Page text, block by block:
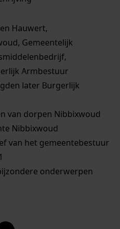
Hauwert,
Gemeentelijk
Armbestuur
later Burgerlijk
van dorpen Nibbixwoud
Nibbixwoud
van het gemeentebestuur
onderwerpen